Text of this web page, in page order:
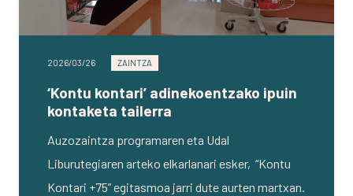
2026/03/26 ZAINTZA
‘Kontu kontari’ adinekoentzako ipuin
kontaketa tailerra
Auzozaintza programaren eta Udal
Liburutegiaren arteko elkarlanari esker, “Kontu
Kontari +75” egitasmoa jarri dute aurten martxan.